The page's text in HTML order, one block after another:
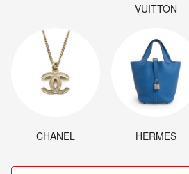
VUITTON
CHANEL HERMES